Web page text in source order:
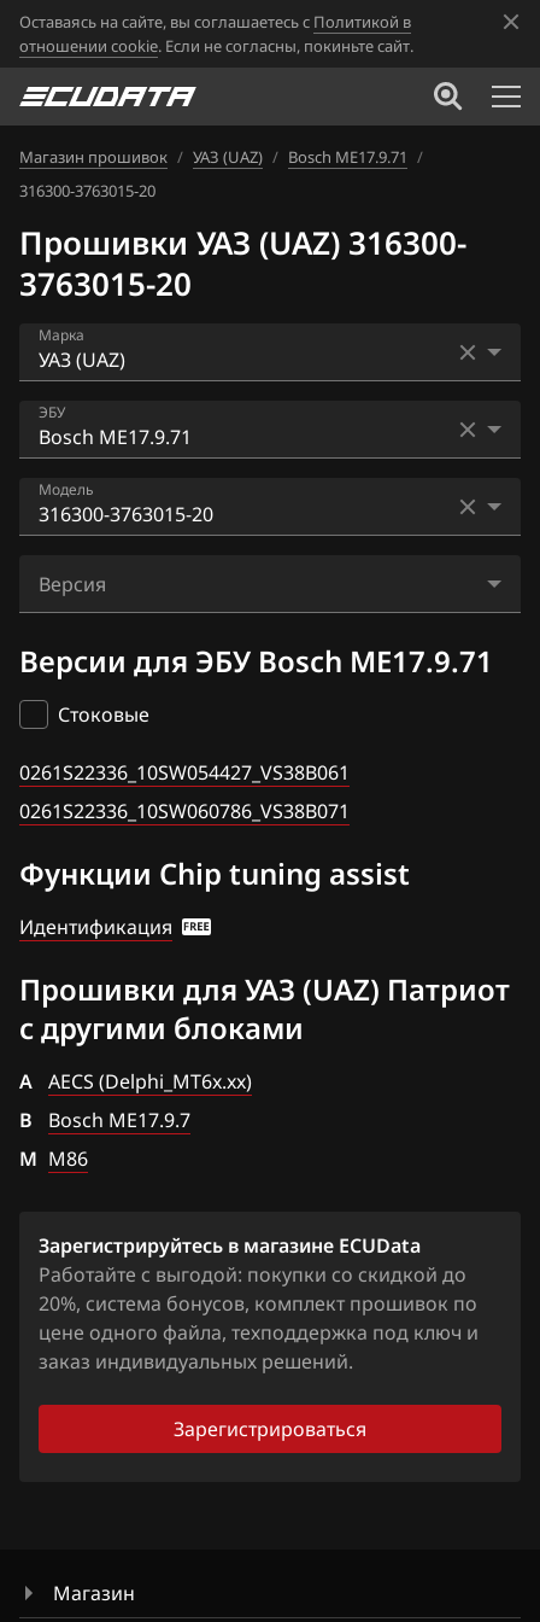
Оставаясь на сайте, вы соглашаетесь с Политикой в
отношении cookie. Если не согласны, покиньте сайт.
Магазин прошивок / УАЗ (UAZ) / Bosch ME17.9.71 /
316300-3763015-20
Прошивки УАЗ (UAZ) 316300-
3763015-20
Марка
Acura
Alfa Romeo
ATLAS
BAIC
Bentley
Brilliance
Cadillac
Changan
Chenglong
Chery
Chevrolet
Chrysler
Citroen
Daewoo
DAF
Derways
FAW
ЭБУ
AECS (Delphi_MT6x.xx)
Bosch ME17.9.7
Bosch ME17.9.71
Модель
220695-3763015-00
315195-3763014-30
3163-3763014-30
316300-3763015-10
Версия
0261S22336_10SW060786_VS38B071
Версии для ЭБУ Bosch ME17.9.71
Стоковые
0261S22336_10SW054427_VS38B061
0261S22336_10SW060786_VS38B071
Функции Chip tuning assist
Идентификация
Прошивки для УАЗ (UAZ) Патриот
с другими блоками
A
AECS (Delphi_MT6x.xx)
B
Bosch ME17.9.7
М М86
Зарегистрируйтесь в магазине ECUData
Работайте с выгодой: покупки со скидкой до
20%, система бонусов, комплект прошивок по
цене одного файла, техподдержка под ключ и
заказ индивидуальных решений.
Зарегистрироваться
Магазин